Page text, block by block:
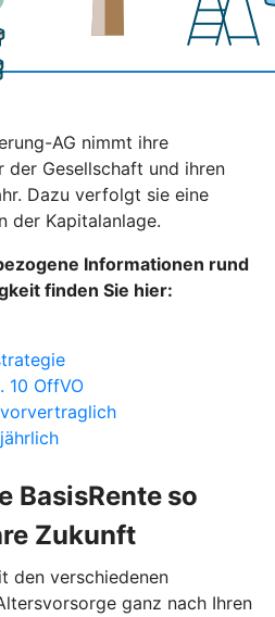
AG nimmt ihre
Gesellschaft und ihren
Dazu verfolgt sie eine
der Kapitalanlage.
Informationen rund
finden Sie hier:
10 OffVO
BasisRente so
Zukunft
den verschiedenen
ganz nach Ihren